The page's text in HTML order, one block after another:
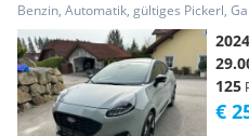
Benzin, Automatik, gültiges Pickerl,
2024
125
€